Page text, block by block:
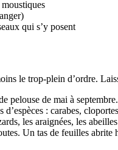
qui s’y posent
le trop-plein d’ordre.
pelouse de mai à
d’espèces : carabes,
les araignées, les
Un tas de feuilles abrite